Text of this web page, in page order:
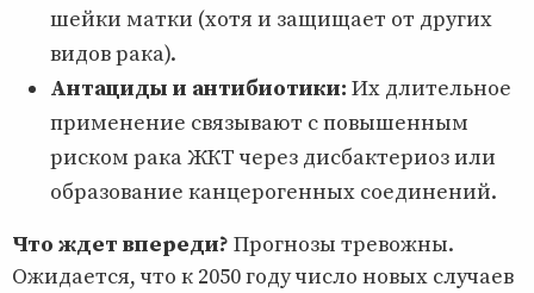
шейки матки (хотя и защищает от других
видов рака).
Антациды и антибиотики: Их длительное
применение связывают с повышенным
риском рака ЖКТ через дисбактериоз или
образование канцерогенных соединений.
Что ждет впереди? Прогнозы тревожны.
Ожидается, что к 2050 году число новых случаев